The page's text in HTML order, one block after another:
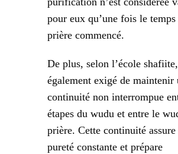
pour eux qu’une fois le temps
prière commencé.
De plus, selon l’école
également exigé de maintenir
continuité non interrompue
étapes du wudu et entre le
prière. Cette continuité assure
pureté constante et prépare